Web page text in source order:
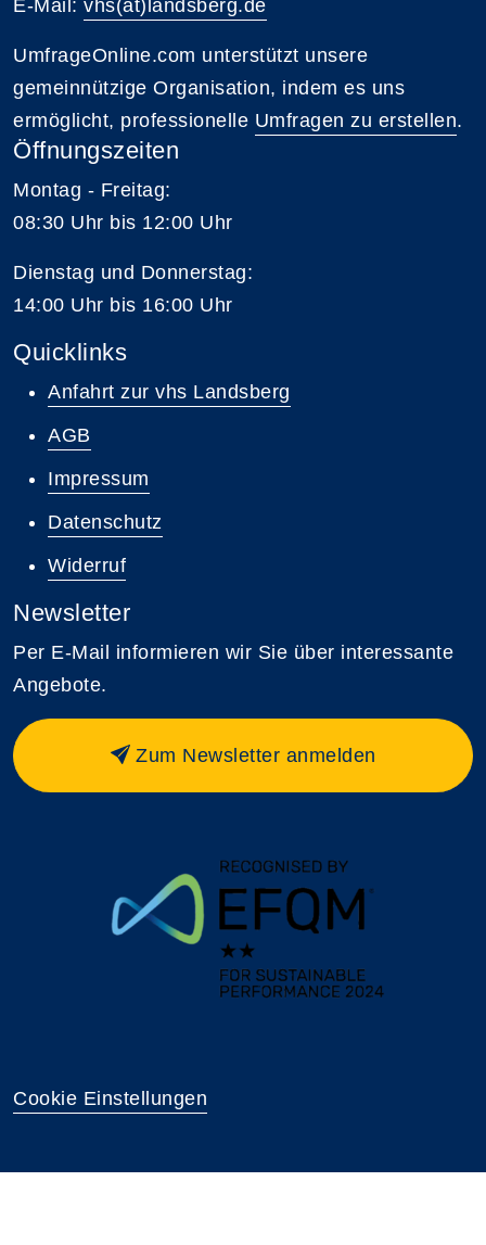
E-Mail: vhs(at)landsberg.de
UmfrageOnline.com unterstützt unsere
gemeinnützige Organisation, indem es uns
ermöglicht, professionelle Umfragen zu erstellen.
Öffnungszeiten
Montag - Freitag:
08:30 Uhr bis 12:00 Uhr
Dienstag und Donnerstag:
14:00 Uhr bis 16:00 Uhr
Quicklinks
Anfahrt zur vhs Landsberg
AGB
Impressum
Datenschutz
Widerruf
Newsletter
Per E-Mail informieren wir Sie über interessante
Angebote.
Zum Newsletter anmelden
Cookie Einstellungen